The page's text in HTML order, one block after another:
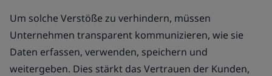
Um solche Verstöße zu verhindern, müssen
Unternehmen transparent kommunizieren, wie sie
Daten erfassen, verwenden, speichern und
weitergeben. Dies stärkt das Vertrauen der Kunden,